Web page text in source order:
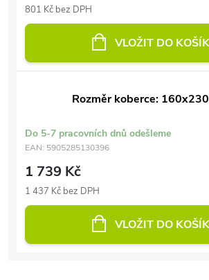
801 Kč bez DPH
VLOŽIT DO
Rozměr koberce:
Do 5-7 pracovních dnů odešleme
EAN: 5905285130396
1 739 Kč
1 437 Kč bez DPH
VLOŽIT DO